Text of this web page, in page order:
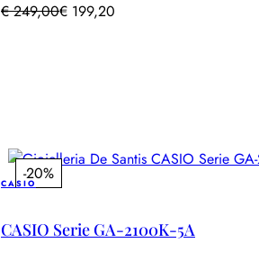
€249,00€ 199,20
-20%
CASIO
CASIO Serie GA-2100K-5A